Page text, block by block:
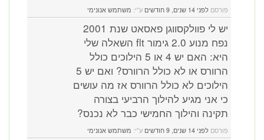
פורסם לפני 14 שנים, 9 חודשים ע"י: משתמש אנונימי
יש לי פוולקסווגן פאסאט שנת 2001
נפח מנוע 2.0 גימור flt השאלה שלי
היא: האם יש 4 או 5 הילוכים כולל
הרוורס או לא כולל הרוורס? ואם יש 5
הילוכים לא כולל הרוורס אז מה עושים
כי אני מגיע להילוך הרביעי בצורה
תקינה והילוך החמישי כבר לא נכנס?
פורסם לפני 14 שנים, 9 חודשים ע"י: משתמש אנונימי